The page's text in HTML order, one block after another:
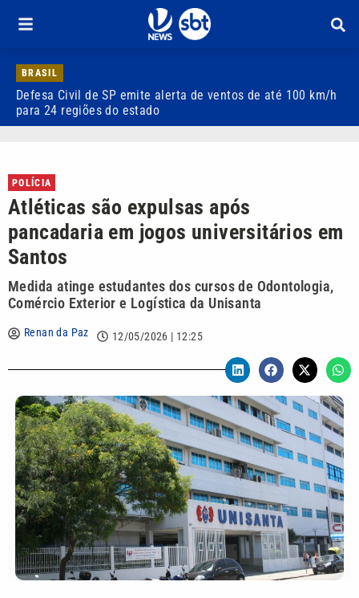
BRASIL
Defesa Civil de SP emite alerta de ventos de até 100 km/h
para 24 regiões do estado
POLÍCIA
Atléticas são expulsas após
pancadaria em jogos universitários em
Santos
Medida atinge estudantes dos cursos de Odontologia,
Comércio Exterior e Logística da Unisanta
Renan da Paz 12/05/2026 | 12:25